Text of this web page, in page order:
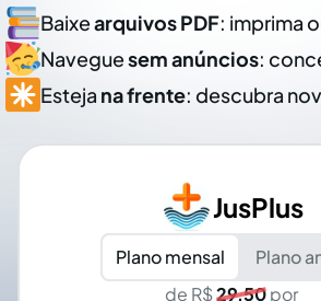
Baixearquivos PDF: imprima
Naveguesem anúncios:
Esteja na frente: descubra
JusPlus
Plano mensal
Plano
de R$29,50por